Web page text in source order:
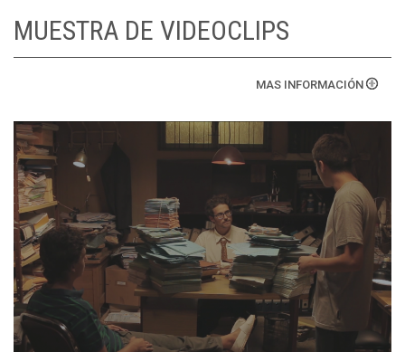
MUESTRA DE VIDEOCLIPS
MAS INFORMACIÓN